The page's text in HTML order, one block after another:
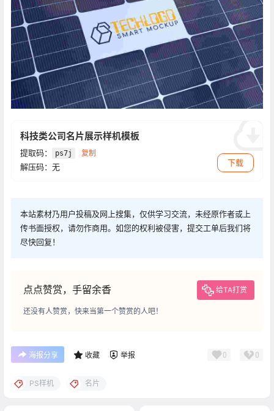
科技类公司名片展示样机模板
提取码： ps7j 复制
解压码：无 下载
本站素材乃用户投稿及网上搜集，仅供学习交流，未经原作者或上
传书面授权，请勿作商用。如您的权利被侵害，提交工单后我们将
尽快回复！
点点赞赏，手留余香 给TA打赏
还没有人赞赏，快来当第一个赞赏的人吧！
海报分享 收藏 举报 0 0
PS样机 名片